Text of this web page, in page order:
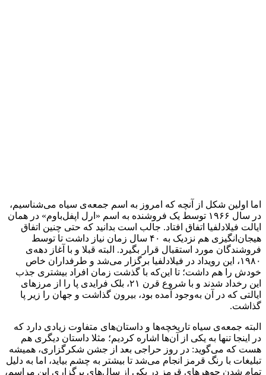
اما اولین شکل از آنچه که امروز به اسم جمعه‌ی سیاه می‌شناسیم،
در سال ۱۹۶۶ توسط یک فروشنده به اسم «ارل اپفل‌باوم» در همان
ایالت فیلادلفیا اتفاق افتاد. جالب است بدانید که حتی چنین اتفاق
هیجان‌انگیزی هم نزدیک به ۴۰ سال زمان نیاز داشت تا توسط
فروشندگان مورد استقبال قرار بگیرد. البته قبلا و با آغاز دهه‌ی
۱۹۸۰، این رویداد در فیلادلفیا برگزار می‌شد و طرفداران خاص
خودش را هم داشت؛ تا این‌که با گذشت زمان افراد بیشتری جذب
این رخداد شدند و با شروع قرن ۲۱، بلک فرایدی پا را از مرزهای
ایالتی که در آن به‌وجود آمده بود، بیرون گذاشت و جهان را زیر پا
گذاشت.
البته جمعه‌ی سیاه تاریخچه‌ها و داستان‌های متفاوت زیادی دارد که
در اینجا تنها به یکی از آن‌ها اشاره کردیم؛ مثلا داستان دیگری هم
هست که می‌گوید: در روز حراجی بعد از جشن شکرگزاری، همیشه
تبلیغات با رنگ قرمز انجام می‌شد تا بیشتر به چشم بیاید، اما به دلیل
تمام شدن جوهرهای قرمز در یکی از سال‌های برگزاری این مراسم،